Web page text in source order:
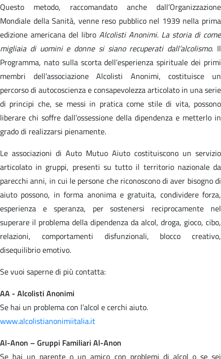
Questo metodo, raccomandato anche dall’Organizzazione
Mondiale della Sanità, venne reso pubblico nel 1939 nella prima
edizione americana del libro Alcolisti Anonimi. La storia di come
migliaia di uomini e donne si siano recuperati dall’alcolismo. Il
Programma, nato sulla scorta dell’esperienza spirituale dei primi
membri dell’associazione Alcolisti Anonimi, costituisce un
percorso di autocoscienza e consapevolezza articolato in una serie
di principi che, se messi in pratica come stile di vita, possono
liberare chi soffre dall’ossessione della dipendenza e metterlo in
grado di realizzarsi pienamente.
Le associazioni di Auto Mutuo Aiuto costituiscono un servizio
articolato in gruppi, presenti su tutto il territorio nazionale da
parecchi anni, in cui le persone che riconoscono di aver bisogno di
aiuto possono, in forma anonima e gratuita, condividere forza,
esperienza e speranza, per sostenersi reciprocamente nel
superare il problema della dipendenza da alcol, droga, gioco, cibo,
relazioni, comportamenti disfunzionali, blocco creativo,
disequilibrio emotivo.
Se vuoi saperne di più contatta:
AA - Alcolisti Anonimi
Se hai un problema con l’alcol e cerchi aiuto.
www.alcolistianonimiitalia.it
Al-Anon – Gruppi Familiari Al-Anon
Se hai un parente o un amico con problemi di alcol o se sei